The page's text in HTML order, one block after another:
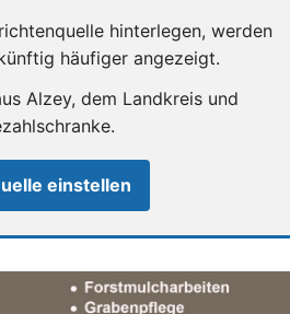
hinterlegen, werden
häufiger angezeigt.
Alzey, dem Landkreis und
einstellen